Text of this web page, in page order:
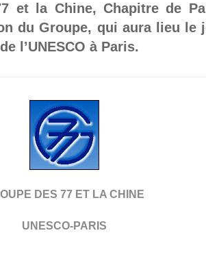
et la Chine, Chapitre de
du Groupe, qui aura lieu le
l’UNESCO à Paris.
DES 77 ET LA CHINE
UNESCO-PARIS